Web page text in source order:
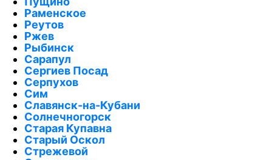
Раменское
Реутов
Ржев
Рыбинск
Сарапул
Сергиев Посад
Серпухов
Сим
Славянск-на-Кубани
Солнечногорск
Старая Купавна
Старый Оскол
Стрежевой